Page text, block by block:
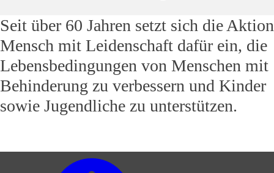
Seit über 60 Jahren setzt sich die Aktion
Mensch mit Leidenschaft dafür ein, die
Lebensbedingungen von Menschen mit
Behinderung zu verbessern und Kinder
sowie Jugendliche zu unterstützen.